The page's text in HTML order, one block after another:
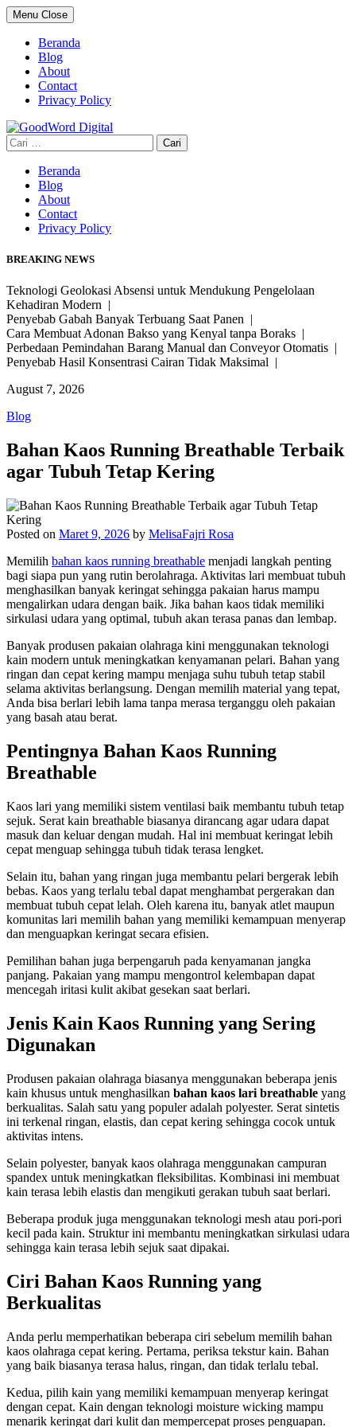
Skip
to
content
Menu Close
Beranda
Blog
About
Contact
Privacy Policy
Cari
untuk:
Beranda
Blog
About
Contact
Privacy Policy
BREAKING NEWS
Teknologi Geolokasi Absensi untuk Mendukung Pengelolaan
Kehadiran Modern |
Penyebab Gabah Banyak Terbuang Saat Panen |
Cara Membuat Adonan Bakso yang Kenyal tanpa Boraks |
Perbedaan Pemindahan Barang Manual dan Conveyor Otomatis |
Penyebab Hasil Konsentrasi Cairan Tidak Maksimal |
August 7, 2026
Blog
Bahan Kaos Running Breathable Terbaik
agar Tubuh Tetap Kering
Posted on Maret 9, 2026 by MelisaFajri Rosa
Memilih bahan kaos running breathable menjadi langkah penting
bagi siapa pun yang rutin berolahraga. Aktivitas lari membuat tubuh
menghasilkan banyak keringat sehingga pakaian harus mampu
mengalirkan udara dengan baik. Jika bahan kaos tidak memiliki
sirkulasi udara yang optimal, tubuh akan terasa panas dan lembap.
Banyak produsen pakaian olahraga kini menggunakan teknologi
kain modern untuk meningkatkan kenyamanan pelari. Bahan yang
ringan dan cepat kering mampu menjaga suhu tubuh tetap stabil
selama aktivitas berlangsung. Dengan memilih material yang tepat,
Anda bisa berlari lebih lama tanpa merasa terganggu oleh pakaian
yang basah atau berat.
Pentingnya Bahan Kaos Running
Breathable
Kaos lari yang memiliki sistem ventilasi baik membantu tubuh tetap
sejuk. Serat kain breathable biasanya dirancang agar udara dapat
masuk dan keluar dengan mudah. Hal ini membuat keringat lebih
cepat menguap sehingga tubuh tidak terasa lengket.
Selain itu, bahan yang ringan juga membantu pelari bergerak lebih
bebas. Kaos yang terlalu tebal dapat menghambat pergerakan dan
membuat tubuh cepat lelah. Oleh karena itu, banyak atlet maupun
komunitas lari memilih bahan yang memiliki kemampuan menyerap
dan menguapkan keringat secara efisien.
Pemilihan bahan juga berpengaruh pada kenyamanan jangka
panjang. Pakaian yang mampu mengontrol kelembapan dapat
mencegah iritasi kulit akibat gesekan saat berlari.
Jenis Kain Kaos Running yang Sering
Digunakan
Produsen pakaian olahraga biasanya menggunakan beberapa jenis
kain khusus untuk menghasilkan bahan kaos lari breathable yang
berkualitas. Salah satu yang populer adalah polyester. Serat sintetis
ini terkenal ringan, elastis, dan cepat kering sehingga cocok untuk
aktivitas intens.
Selain polyester, banyak kaos olahraga menggunakan campuran
spandex untuk meningkatkan fleksibilitas. Kombinasi ini membuat
kain terasa lebih elastis dan mengikuti gerakan tubuh saat berlari.
Beberapa produk juga menggunakan teknologi mesh atau pori-pori
kecil pada kain. Struktur ini membantu meningkatkan sirkulasi udara
sehingga kain terasa lebih sejuk saat dipakai.
Ciri Bahan Kaos Running yang
Berkualitas
Anda perlu memperhatikan beberapa ciri sebelum memilih bahan
kaos olahraga cepat kering. Pertama, periksa tekstur kain. Bahan
yang baik biasanya terasa halus, ringan, dan tidak terlalu tebal.
Kedua, pilih kain yang memiliki kemampuan menyerap keringat
dengan cepat. Kain dengan teknologi moisture wicking mampu
menarik keringat dari kulit dan mempercepat proses penguapan.